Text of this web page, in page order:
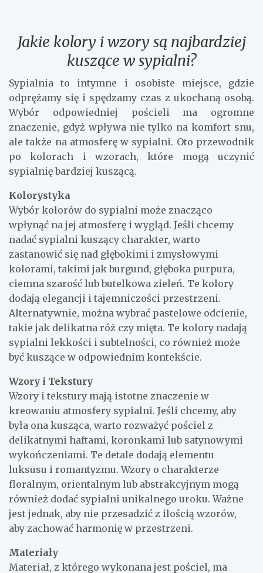
Jakie kolory i wzory są najbardziej
kuszące w sypialni?
Sypialnia to intymne i osobiste miejsce, gdzie
odprężamy się i spędzamy czas z ukochaną osobą.
Wybór odpowiedniej pościeli ma ogromne
znaczenie, gdyż wpływa nie tylko na komfort snu,
ale także na atmosferę w sypialni. Oto przewodnik
po kolorach i wzorach, które mogą uczynić
sypialnię bardziej kuszącą.
Kolorystyka
Wybór kolorów do sypialni może znacząco
wpłynąć na jej atmosferę i wygląd. Jeśli chcemy
nadać sypialni kuszący charakter, warto
zastanowić się nad głębokimi i zmysłowymi
kolorami, takimi jak burgund, głęboka purpura,
ciemna szarość lub butelkowa zieleń. Te kolory
dodają elegancji i tajemniczości przestrzeni.
Alternatywnie, można wybrać pastelowe odcienie,
takie jak delikatna róż czy mięta. Te kolory nadają
sypialni lekkości i subtelności, co również może
być kuszące w odpowiednim kontekście.
Wzory i Tekstury
Wzory i tekstury mają istotne znaczenie w
kreowaniu atmosfery sypialni. Jeśli chcemy, aby
była ona kusząca, warto rozważyć pościel z
delikatnymi haftami, koronkami lub satynowymi
wykończeniami. Te detale dodają elementu
luksusu i romantyzmu. Wzory o charakterze
floralnym, orientalnym lub abstrakcyjnym mogą
również dodać sypialni unikalnego uroku. Ważne
jest jednak, aby nie przesadzić z ilością wzorów,
aby zachować harmonię w przestrzeni.
Materiały
Materiał, z którego wykonana jest pościel, ma